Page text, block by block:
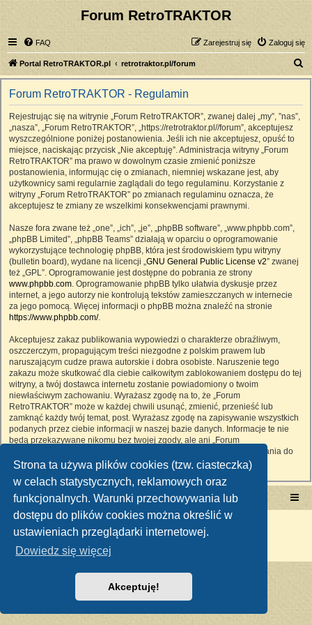
Strona ta używa plików cookies (tzw. ciasteczka)
w celach statystycznych, reklamowych oraz
funkcjonalnych. Warunki przechowywania lub
dostępu do plików cookies można określić w
ustawieniach przeglądarki internetowej.
Dowiedz się więcej
Akceptuję!
Forum RetroTRAKTOR
FAQ Zaloguj się
Zarejestruj się
Portal RetroTRAKTOR.pl retrotraktor.pl/forum
z
Forum RetroTRAKTOR - Regulamin
Rejestrując się na witrynie „Forum RetroTRAKTOR”, zwanej dalej „my”, ”nas”,
„nasza”, „Forum RetroTRAKTOR”, „https://retrotraktor.pl//forum”, akceptujesz
wyszczególnione poniżej postanowienia. Jeśli ich nie akceptujesz, opuść to
miejsce, naciskając przycisk „Nie akceptuję”. Administracja witryny „Forum
RetroTRAKTOR” ma prawo w dowolnym czasie zmienić poniższe
postanowienia, informując cię o zmianach, niemniej wskazane jest, aby
użytkownicy sami regularnie zaglądali do tego regulaminu. Korzystanie z
witryny „Forum RetroTRAKTOR” po zmianach regulaminu oznacza, że
akceptujesz te zmiany ze wszelkimi konsekwencjami prawnymi.
Nasze fora zwane też „one”, „ich”, „je”, „phpBB software”, „www.phpbb.com”,
„phpBB Limited”, „phpBB Teams” działają w oparciu o oprogramowanie
wykorzystujące technologię phpBB, która jest środowiskiem typu witryny
(bulletin board), wydane na licencji „GNU General Public License v2” zwanej
też „GPL”. Oprogramowanie jest dostępne do pobrania ze strony
www.phpbb.com. Oprogramowanie phpBB tylko ułatwia dyskusje przez
internet, a jego autorzy nie kontrolują tekstów zamieszczanych w internecie
za jego pomocą. Więcej informacji o phpBB można znaleźć na stronie
https://www.phpbb.com/.
Akceptujesz zakaz publikowania wypowiedzi o charakterze obraźliwym,
oszczerczym, propagującym treści niezgodne z polskim prawem lub
naruszającym cudze prawa autorskie i dobra osobiste. Naruszenie tego
zakazu może skutkować dla ciebie całkowitym zablokowaniem dostępu do tej
witryny, a twój dostawca internetu zostanie powiadomiony o twoim
niewłaściwym zachowaniu. Wyrażasz zgodę na to, że „Forum
RetroTRAKTOR” może w każdej chwili usunąć, zmienić, przenieść lub
zamknąć każdy twój temat, post. Wyrażasz zgodę na zapisywanie wszystkich
podanych przez ciebie informacji w naszej bazie danych. Informacje te nie
będą przekazywane nikomu bez twojej zgody, ale ani „Forum
RetroTRAKTOR”, ani phpBB nie ponosi odpowiedzialności za włamania do
witryny, podczas których może dojść do kradzieży danych.
Portal RetroTRAKTOR.pl retrotraktor.pl/forum
Technologię dostarcza
Polski pakiet językowy dostarczaphpBB.pl
Zasady ochrony danych osobowych